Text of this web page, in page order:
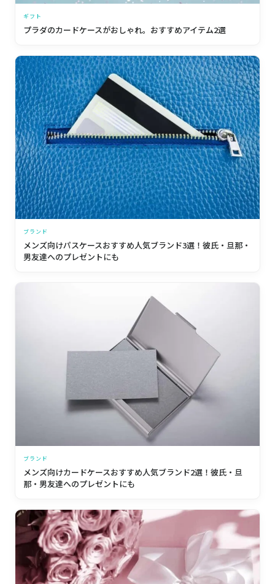
ギフト
プラダのカードケースがおしゃれ。おすすめアイテム2選
ブランド
メンズ向けパスケースおすすめ人気ブランド3選！彼氏・旦那・
男友達へのプレゼントにも
ブランド
メンズ向けカードケースおすすめ人気ブランド2選！彼氏・旦
那・男友達へのプレゼントにも